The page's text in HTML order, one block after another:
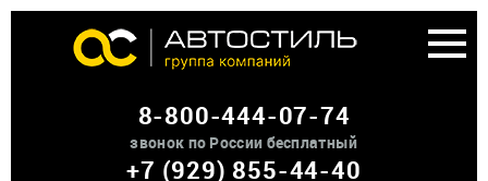
Аренда доп оборудования
О нас
8-800-444-07-74
звонок по России бесплатный
+7 (929) 855-44-40